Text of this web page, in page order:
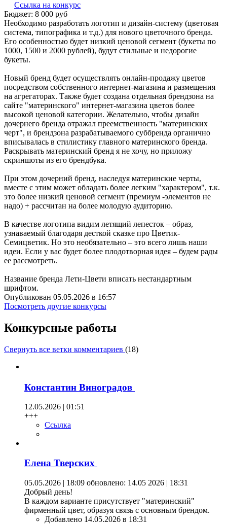
Ссылка на конкурс
Бюджет: 8 000 руб
Необходимо разработать логотип и дизайн-систему (цветовая
система, типографика и т.д.) для нового цветочного бренда.
Его особенностью будет низкий ценовой сегмент (букеты по
1000, 1500 и 2000 рублей), будут стильные и недорогие
букеты.
Новый бренд будет осуществлять онлайн-продажу цветов
посредством собственного интернет-магазина и размещения
на агрегаторах. Также будет создана отдельная брендзона на
сайте "материнского" интернет-магазина цветов более
высокой ценовой категории. Желательно, чтобы дизайн
дочернего бренда отражал преемственность "материнских
черт", и брендзона разрабатываемого суббренда органично
вписывалась в стилистику главного материнского бренда.
Раскрывать материнский бренд я не хочу, но приложу
скриншоты из его брендбука.
При этом дочерний бренд, наследуя материнские черты,
вместе с этим может обладать более легким "характером", т.к.
это более низкий ценовой сегмент (премиум -элементов не
надо) + рассчитан на более молодую аудиторию.
В качестве логотипа видим летящий лепесток – образ,
узнаваемый благодаря десткой сказке про Цветик-
Семицветик. Но это необязательно – это всего лишь наши
идеи. Если у вас будет более плодотворная идея – будем рады
ее рассмотреть.
Название бренда Лети-Цвети вписать нестандартным
шрифтом.
Опубликован 05.05.2026 в 16:57
Посмотреть другие конкурсы
Конкурсные работы
Свернуть все ветки комментариев (18)
Константин Виноградов
12.05.2026 | 01:51
+++
Ссылка
Елена Тверских
05.05.2026 | 18:09 обновлено: 14.05 2026 | 18:31
Добрый день!
В каждом варианте присутствует "материнский"
фирменный цвет, образуя связь с основным брендом.
Добавлено 14.05.2026 в 18:31